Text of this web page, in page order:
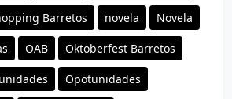
Barretos novela Novela
OAB Oktoberfest Barretos
Opotunidades